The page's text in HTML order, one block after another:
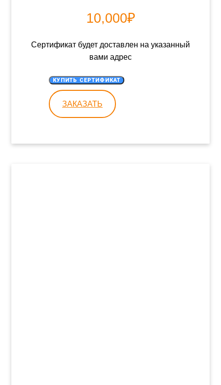
10,000₽
Сертификат будет доставлен на указанный
вами адрес
КУПИТЬ СЕРТИФИКАТ
ЗАКАЗАТЬ